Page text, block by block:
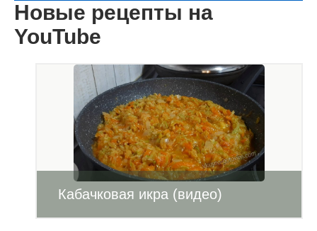
Новые рецепты на
YouTube
Кабачковая икра (видео)